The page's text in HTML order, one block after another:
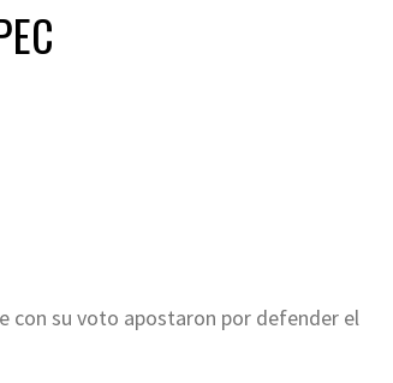
con su voto apostaron por defender el